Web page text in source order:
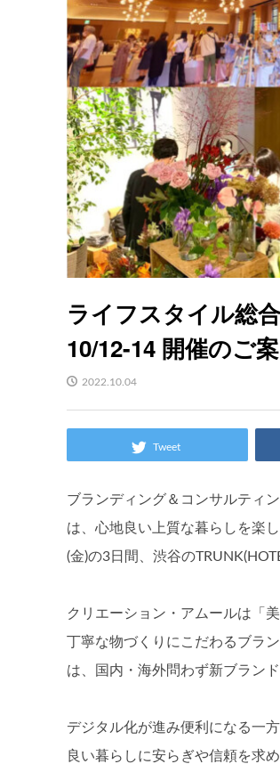
ライフスタイル総
10/12-14 開催のご
2022.10.04
Tweet
ブランディング＆コンサルティ
は、心地良い上質な暮らしを楽
(金)の3日間、渋谷の
クリエーション・アムールは「
丁寧な物づくりにこだわるブラ
は、国内・海外問わず新ブラン
デジタル化が進み便利になる一
良い暮らしに安らぎや信頼を求